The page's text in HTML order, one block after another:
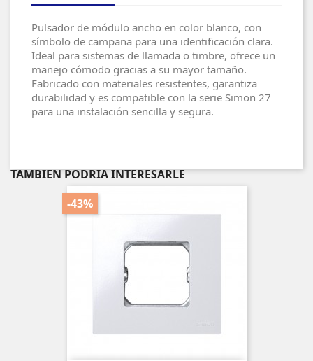
Pulsador de módulo ancho en color blanco, con
símbolo de campana para una identificación clara.
Ideal para sistemas de llamada o timbre, ofrece un
manejo cómodo gracias a su mayor tamaño.
Fabricado con materiales resistentes, garantiza
durabilidad y es compatible con la serie Simon 27
para una instalación sencilla y segura.
TAMBIÉN PODRÍA INTERESARLE
-43%